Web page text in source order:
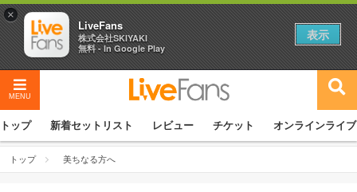
MENU
トップ 新着セットリスト レビュー チケット オンラインライブ
トップ 美ちなる方へ
×
LiveFans
株式会社SKIYAKI
無料 - In Google Play
表示